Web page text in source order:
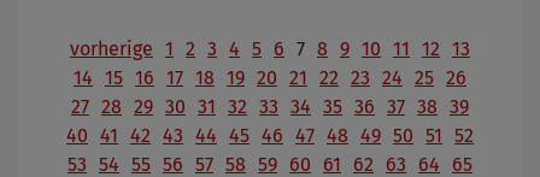
vorherige 1 2 3 4 5 6 7 8 9 10 11 12 13
14 15 16 17 18 19 20 21 22 23 24 25 26
27 28 29 30 31 32 33 34 35 36 37 38 39
40 41 42 43 44 45 46 47 48 49 50 51
52
53 54 55 56 57 58 59 60 61 62 63 64
65